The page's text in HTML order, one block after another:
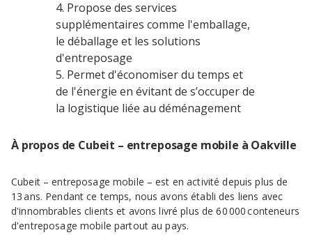
Propose des services
supplémentaires comme l'emballage,
le déballage et les solutions
d'entreposage
Permet d'économiser du temps et
de l'énergie en évitant de s’occuper de
la logistique liée au déménagement
À propos de Cubeit – entreposage mobile à Oakville
Cubeit – entreposage mobile – est en activité depuis plus de
13 ans. Pendant ce temps, nous avons établi des liens avec
d'innombrables clients et avons livré plus de 60 000 conteneurs
d'entreposage mobile partout au pays.